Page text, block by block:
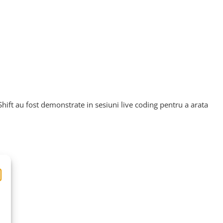
au fost demonstrate in sesiuni live coding pentru a arata